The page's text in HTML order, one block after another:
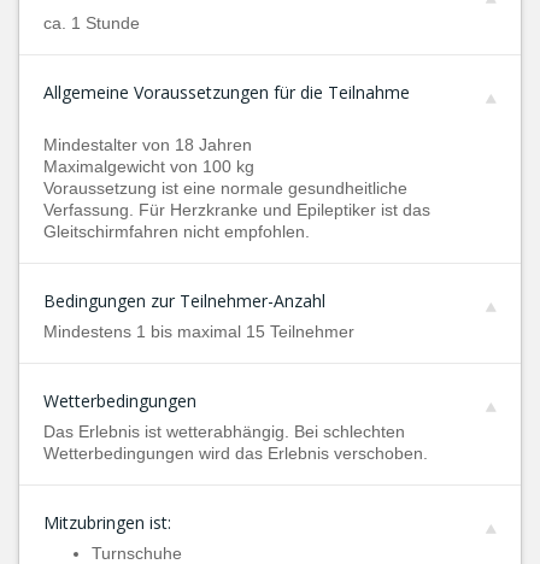
ca. 1 Stunde
Allgemeine Voraussetzungen für die Teilnahme
Mindestalter von 18 Jahren
Maximalgewicht von 100 kg
Voraussetzung ist eine normale gesundheitliche
Verfassung. Für Herzkranke und Epileptiker ist das
Gleitschirmfahren nicht empfohlen.
Bedingungen zur Teilnehmer-Anzahl
Mindestens 1 bis maximal 15 Teilnehmer
Wetterbedingungen
Das Erlebnis ist wetterabhängig. Bei schlechten
Wetterbedingungen wird das Erlebnis verschoben.
Mitzubringen ist:
Turnschuhe